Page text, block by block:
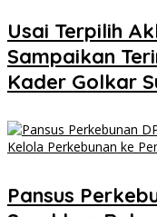
Usai Terpilih
Sampaikan
Kader Golkar
Pansus